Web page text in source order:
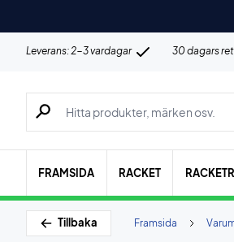
Leverans: 2-3 vardagar 30 dagars
Sök efter produkter, märken osv.
FRAMSIDA RACKET
Tillbaka Framsida